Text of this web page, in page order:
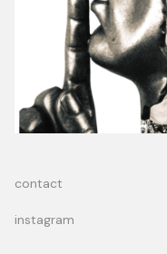
contact
instagram